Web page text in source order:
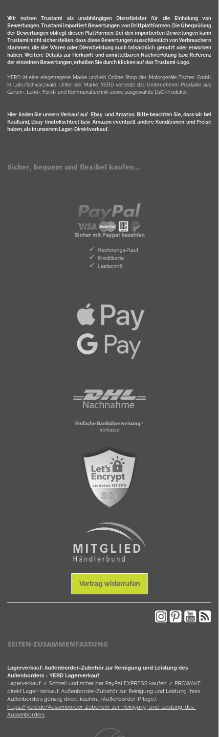
Wir nutzen Trustami als unabhängigen Dienstleister für die Einholung von
Bewertungen. Trustami importiert Bewertungen von Drittplattformen. Die Überprüfung
der Bewertungen obliegt diesen Plattformen. Bei den importierten Bewertungen kann
Trustami nicht sicherstellen, dass diese Bewertungen ausschließlich von Verbrauchern
stammen, die die Waren oder Dienstleistung auch tatsächlich genutzt oder erworben
haben. Weitere Details zur Herkunft und unmittelbaren Nachverfolung bzw. Referenz
der einzelnen Bewertungen, erhalten Sie durch klicken auf das Trustami-Logo.
YERD ist eine eingetragene Marke und ein Online-Shop der Motorgeräte Fischer GmbH
in Lahr/Schwarzwald. Unter der Marke YERD vertreibt das Unternehmen Produkte aus
Garten-, Land-, Forst- und Kommunaltechnik sowie ausgewählte D2C-Produkte.
Hier finden Sie unsern Verkauf auf Ebayund Amazon. Bitte beachten Sie, dass wir bei
Kaufland, Ebay (motofischtec) bzw. Amazon eventuell andere Konditionen und Preise
haben, als in unserem Lager-Direktverkauf.
Sicher, bequem und flexibel kaufen...
Vertrag widerrufen
SEITEN-ZUSAMMENFASSUNG
Lagerverkauf: Außenborder-Zubehör zur Reinigung und Leistung des
Außenborders - YERD Lagerverkauf
Lagerverkauf: ✓ Schnell und sicher per PayPal EXPRESS kaufen. ✓ PROWAKE
direkt Lager-Verkauf. Außenborder-Zubehör zur Reinigung und Leistung Ihres
Außenborders günstig direkt kaufen... (Außenborder-Pflege,).
https://yerd.de/Aussenborder-Zubehoer-zur-Reinigung-und-Leistung-des-
Aussenborders